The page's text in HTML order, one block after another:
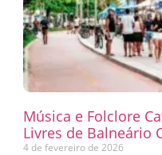
Música e Folclore
Livres de Balneário
4 de fevereiro de 2026